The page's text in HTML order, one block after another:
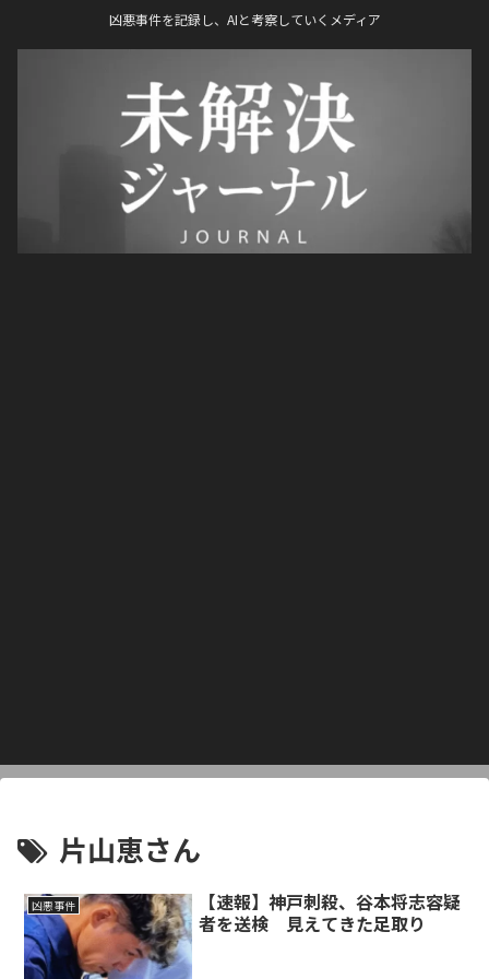
凶悪事件を記録し、AIと考察していくメディア
片山恵さん
凶悪事件
【速報】神戸刺殺、谷本将志容疑
者を送検 見えてきた足取り